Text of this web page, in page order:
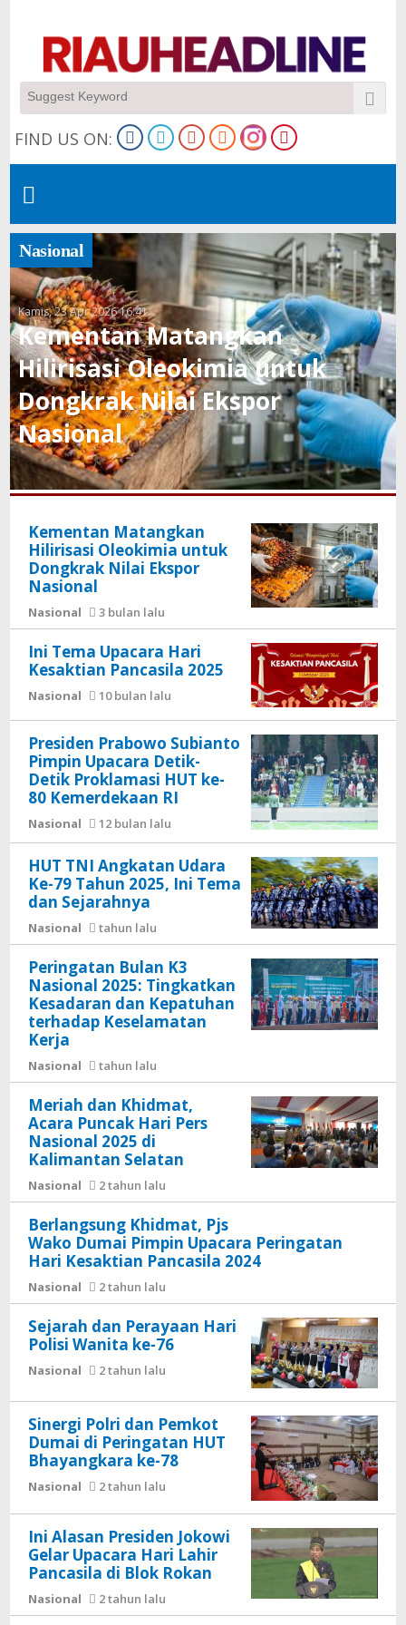
FIND US ON:
Nasional
Kamis, 23 Apr 2026 16:41
Kementan Matangkan
Hilirisasi Oleokimia untuk
Dongkrak Nilai Ekspor
Nasional
Kementan Matangkan
Hilirisasi Oleokimia untuk
Dongkrak Nilai Ekspor
Nasional
Nasional 3 bulan lalu
Ini Tema Upacara Hari
Kesaktian Pancasila 2025
Nasional 10 bulan lalu
Presiden Prabowo Subianto
Pimpin Upacara Detik-
Detik Proklamasi HUT ke-
80 Kemerdekaan RI
Nasional 12 bulan lalu
HUT TNI Angkatan Udara
Ke-79 Tahun 2025, Ini Tema
dan Sejarahnya
Nasional tahun lalu
Peringatan Bulan K3
Nasional 2025: Tingkatkan
Kesadaran dan Kepatuhan
terhadap Keselamatan
Kerja
Nasional tahun lalu
Meriah dan Khidmat,
Acara Puncak Hari Pers
Nasional 2025 di
Kalimantan Selatan
Nasional 2 tahun lalu
Berlangsung Khidmat, Pjs
Wako Dumai Pimpin Upacara Peringatan
Hari Kesaktian Pancasila 2024
Nasional 2 tahun lalu
Sejarah dan Perayaan Hari
Polisi Wanita ke-76
Nasional 2 tahun lalu
Sinergi Polri dan Pemkot
Dumai di Peringatan HUT
Bhayangkara ke-78
Nasional 2 tahun lalu
Ini Alasan Presiden Jokowi
Gelar Upacara Hari Lahir
Pancasila di Blok Rokan
Nasional 2 tahun lalu